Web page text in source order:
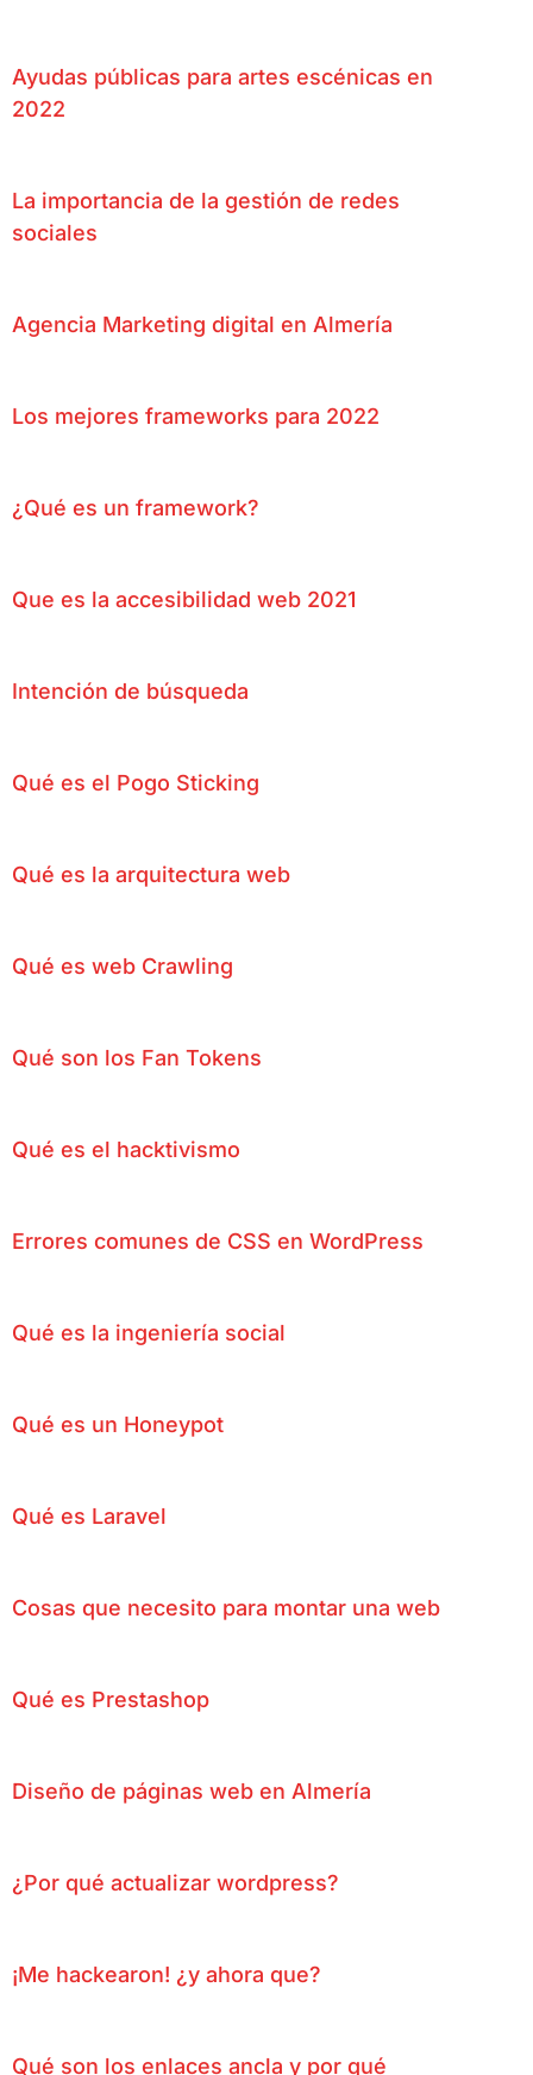
Ayudas públicas para artes escénicas en
2022
La importancia de la gestión de redes
sociales
Agencia Marketing digital en Almería
Los mejores frameworks para 2022
¿Qué es un framework?
Que es la accesibilidad web 2021
Intención de búsqueda
Qué es el Pogo Sticking
Qué es la arquitectura web
Qué es web Crawling
Qué son los Fan Tokens
Qué es el hacktivismo
Errores comunes de CSS en WordPress
Qué es la ingeniería social
Qué es un Honeypot
Qué es Laravel
Cosas que necesito para montar una web
Qué es Prestashop
Diseño de páginas web en Almería
¿Por qué actualizar wordpress?
¡Me hackearon! ¿y ahora que?
Qué son los enlaces ancla y por qué